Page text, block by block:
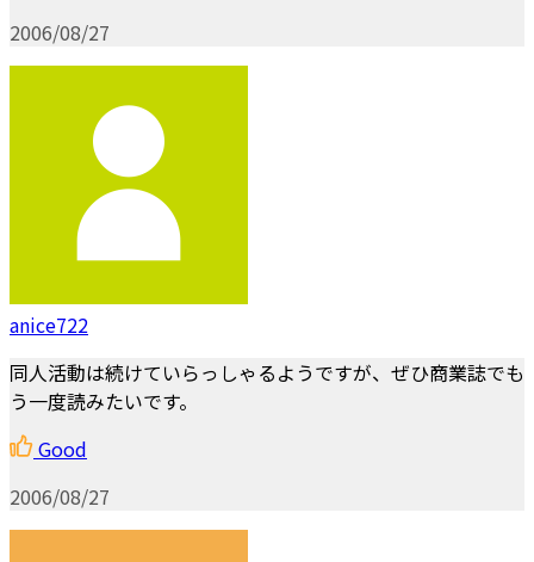
2006/08/27
anice722
同人活動は続けていらっしゃるようですが、ぜひ商業誌でも
う一度読みたいです。
Good
2006/08/27